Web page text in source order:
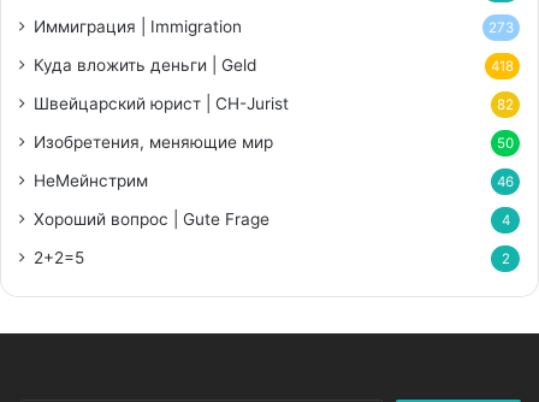
Иммиграция | Immigration 273
Куда вложить деньги | Geld 418
Швейцарский юрист | CH-Jurist 82
Изобретения, меняющие мир 50
НеМейнстрим 46
Хороший вопрос | Gute Frage 4
2+2=5 2